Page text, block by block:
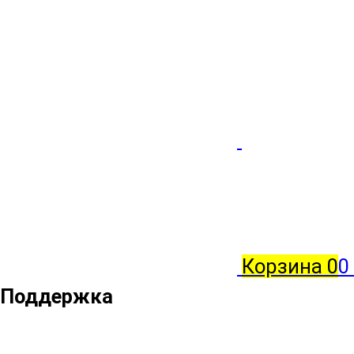
Корзина 0
Поддержка